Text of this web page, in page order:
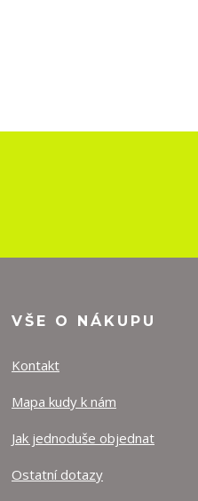
VŠE O NÁKUPU
Kontakt
Mapa kudy k nám
Jak jednoduše objednat
Ostatní dotazy